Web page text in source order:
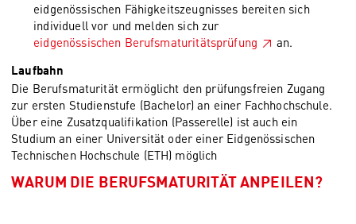
eidgenössischen Fähigkeitszeugnisses bereiten sich
individuell vor und melden sich zur
eidgenössischen Berufsmaturitätsprüfung
an.
Laufbahn
Die Berufsmaturität ermöglicht den prüfungsfreien Zugang
zur ersten Studienstufe (Bachelor) an einer Fachhochschule.
Über eine Zusatzqualifikation (Passerelle) ist auch ein
Studium an einer Universität oder einer Eidgenössischen
Technischen Hochschule (ETH) möglich
WARUM DIE BERUFSMATURITÄT ANPEILEN?